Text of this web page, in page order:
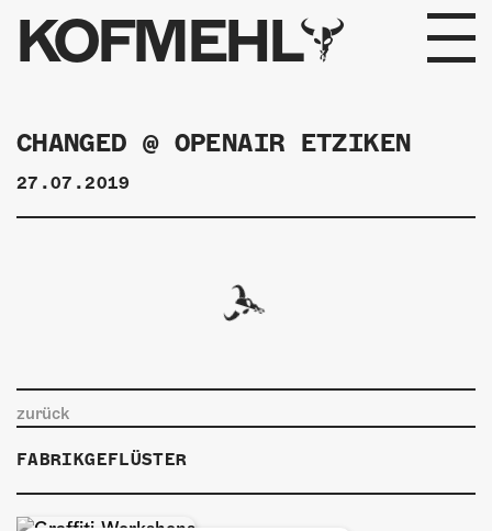
KOFMEHL
PROGRAMM
FABRIKGEFLÜSTER
GALERIE
INFOS
KONTAKT
ÜBER UNS
CHANGED @ OPENAIR ETZIKEN
27.07.2019
zurück
FABRIKGEFLÜSTER